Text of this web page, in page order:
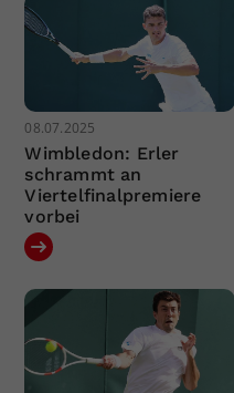
08.07.2025
Wimbledon: Erler
schrammt an
Viertelfinalpremiere
vorbei